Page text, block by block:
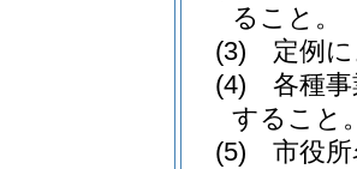
ること。
(3)
定例
(4)
各種
すること
(5)
市役